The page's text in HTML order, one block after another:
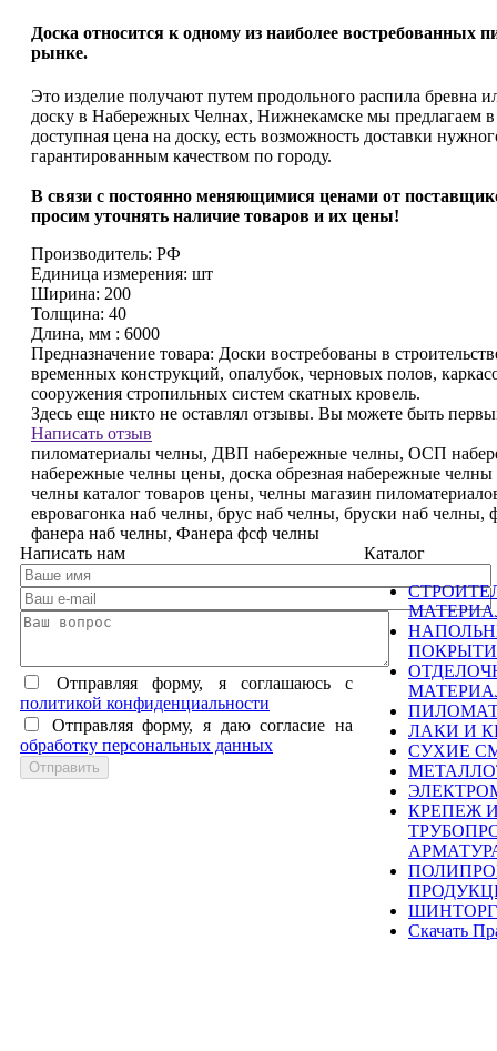
Доска относится к одному из наиболее востребованных
рынке.
Это изделие получают путем продольного распила бревна
доску в Набережных Челнах, Нижнекамске мы предлагаем
доступная цена на доску, есть возможность доставки
гарантированным качеством по городу.
В связи с постоянно меняющимися ценами от
просим уточнять наличие товаров и их цены!
Производитель: РФ
Единица измерения: шт
Ширина: 200
Толщина: 40
Длина, мм : 6000
Предназначение товара: Доски востребованы в
временных конструкций, опалубок, черновых полов,
сооружения стропильных систем скатных кровель.
Здесь еще никто не оставлял отзывы. Вы можете быть
Написать отзыв
пиломатериалы челны, ДВП набережные челны, ОСП
набережные челны цены, доска обрезная набережные челны
челны каталог товаров цены, челны магазин
евровагонка наб челны, брус наб челны, бруски наб
фанера наб челны, Фанера фсф челны
Написать нам
Отправляя форму, я соглашаюсь c
политикой конфиденциальности
Отправляя форму, я даю согласие на
обработку персональных данных
Каталог
ЛАКИ И
СУХИЕ
КРЕПЕЖ
ШИНТОРГ
Скачать